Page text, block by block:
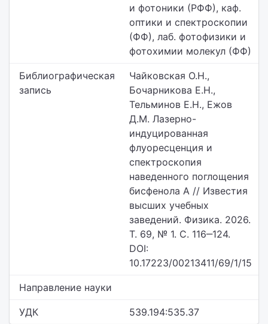
и фотоники (РФФ), каф.
оптики и спектроскопии
(ФФ), лаб. фотофизики и
фотохимии молекул (ФФ)
Библиографическая
запись
Чайковская О.Н.,
Бочарникова Е.Н.,
Тельминов Е.Н., Ежов
Д.М. Лазерно-
индуцированная
флуоресценция и
спектроскопия
наведенного поглощения
бисфенола А // Известия
высших учебных
заведений. Физика. 2026.
Т. 69, № 1. С. 116‒124.
DOI:
10.17223/00213411/69/1/15
Направление науки
УДК 539.194:535.37